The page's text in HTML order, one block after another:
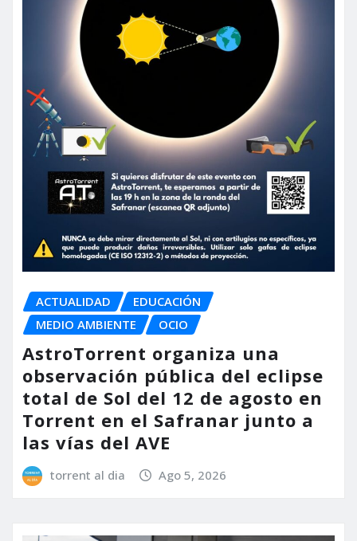
ACTUALIDAD
EDUCACIÓN
MEDIO AMBIENTE
OCIO
AstroTorrent organiza una
observación pública del eclipse
total de Sol del 12 de agosto en
Torrent en el Safranar junto a
las vías del AVE
torrent al dia Ago 5, 2026